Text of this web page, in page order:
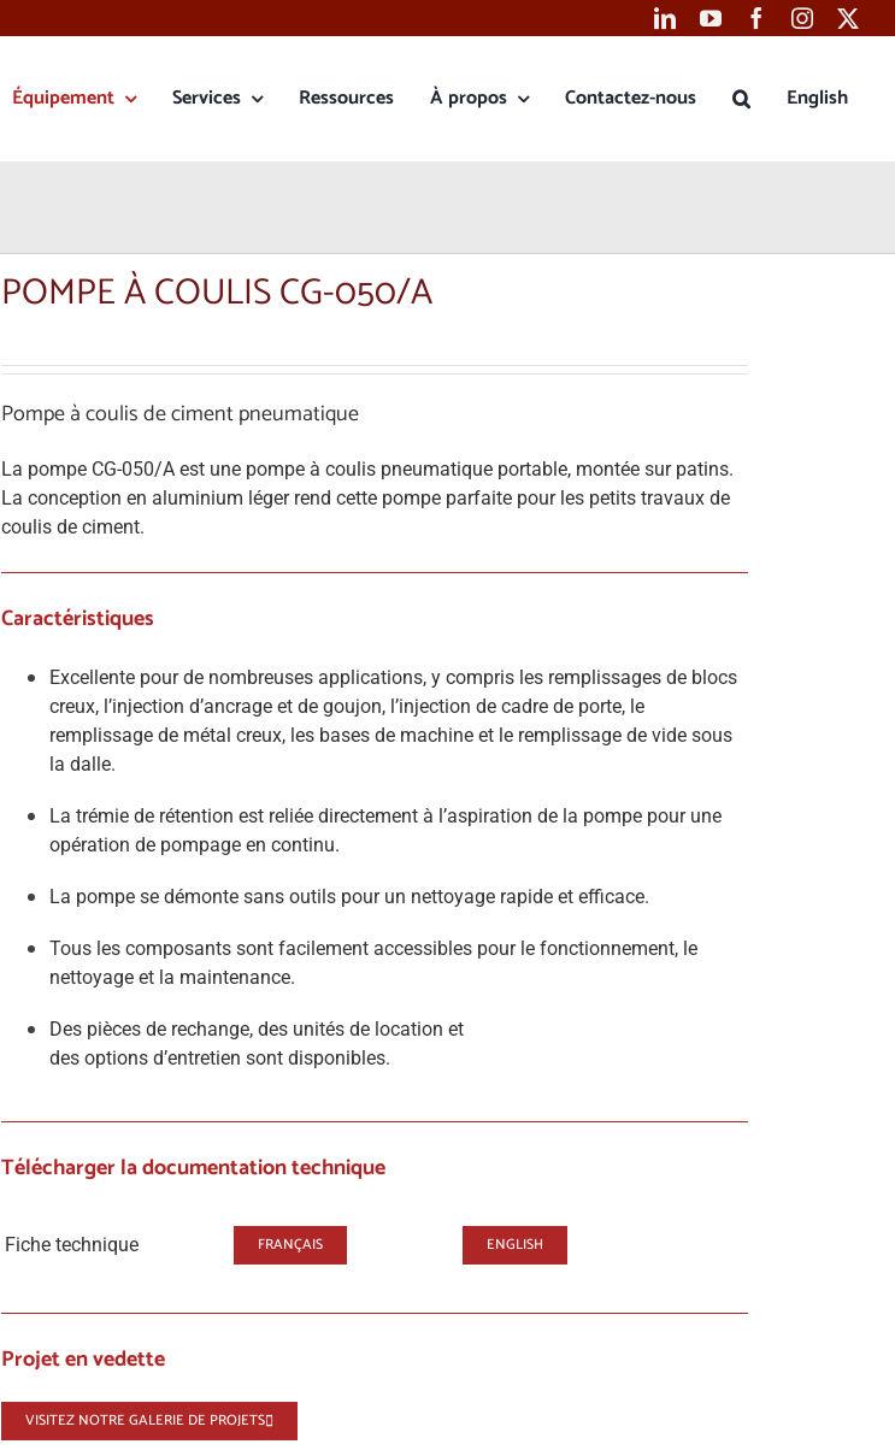
Équipement Services Ressources À propos Contactez-nous English
POMPE À COULIS CG-050/A
Pompe à coulis de ciment pneumatique
La pompe CG-050/A est une pompe à coulis pneumatique portable, montée sur patins.
La conception en aluminium léger rend cette pompe parfaite pour les petits travaux de
coulis de ciment.
Caractéristiques
Excellente pour de nombreuses applications, y compris les remplissages de blocs
creux, l’injection d’ancrage et de goujon, l’injection de cadre de porte, le
remplissage de métal creux, les bases de machine et le remplissage de vide sous
la dalle.
La trémie de rétention est reliée directement à l’aspiration de la pompe pour une
opération de pompage en continu.
La pompe se démonte sans outils pour un nettoyage rapide et efficace.
Tous les composants sont facilement accessibles pour le fonctionnement, le
nettoyage et la maintenance.
Des pièces de rechange, des unités de location et
des options d’entretien sont disponibles.
Télécharger la documentation technique
Fiche technique FRANÇAIS ENGLISH
Projet en vedette
VISITEZ NOTRE GALERIE DE PROJETS